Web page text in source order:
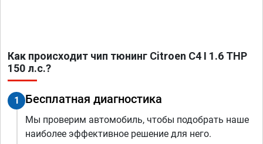
Как происходит чип тюнинг Citroen C4 I 1.6 THP
150 л.с.?
1 Бесплатная диагностика
Мы проверим автомобиль, чтобы подобрать наше
наиболее эффективное решение для него.